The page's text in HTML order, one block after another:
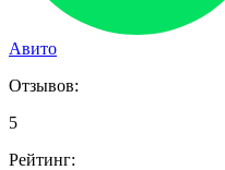
Авито
Отзывов:
5
Рейтинг: